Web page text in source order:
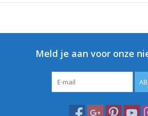
Meld je aan voor onze